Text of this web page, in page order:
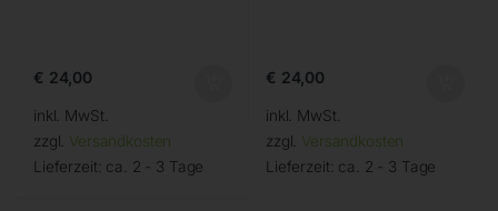
€ 24,00
inkl. MwSt.
zzgl. Versandkosten
Lieferzeit: ca. 2 - 3 Tage
€ 24,00
inkl. MwSt.
zzgl. Versandkosten
Lieferzeit: ca. 2 - 3 Tage